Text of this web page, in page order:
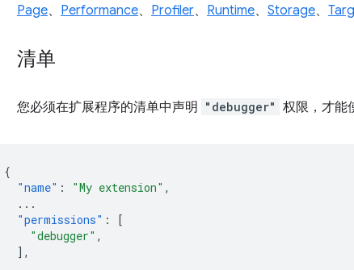
Page、 Performance、 Profiler、 Runtime、 Storage、
清单
您必须在扩展程序的清单中声明 "debugger" 权限，才能
{
"name" : "My extension" ,
...
"permissions" :
[
"debugger" ,
],